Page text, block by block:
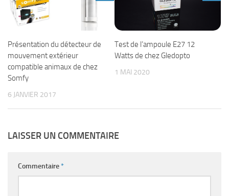
Présentation du détecteur de
mouvement extérieur
compatible animaux de chez
Somfy
6 JANVIER 2017
Test de l’ampoule E27 12
Watts de chez Gledopto
1 MAI 2020
LAISSER UN COMMENTAIRE
Commentaire*